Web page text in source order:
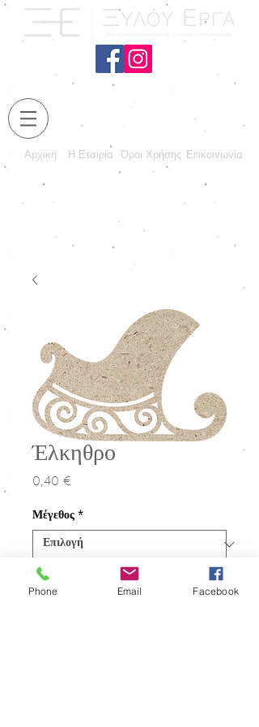
Αρχική Η Εταιρία Όροι Χρήσης Επικοινωνία
Έλκηθρο
0,40 €Τιμή
Μέγεθος *
Ποσότητα
Phone Email Facebook